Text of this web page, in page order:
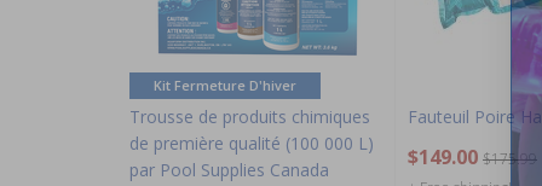
Kit Fermeture D'hiver
Trousse de produits chimiques
de première qualité (100 000 L)
par Pool Supplies Canada
Fauteuil Poire
$149.00 $175.99